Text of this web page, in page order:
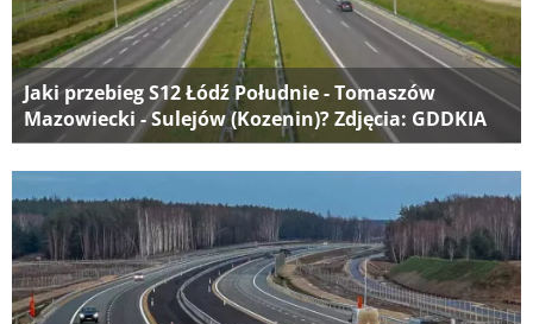
Jaki przebieg S12 Łódź Południe - Tomaszów
Mazowiecki - Sulejów (Kozenin)? Zdjęcia: GDDKIA